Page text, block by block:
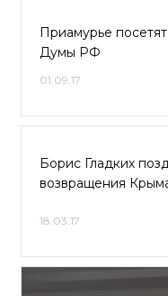
Приамурье
Думы РФ
01.09.17
Борис Гладких
возвращения
18.03.17